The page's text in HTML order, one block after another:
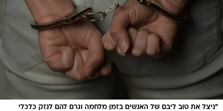
"ניצל את טוב ליבם של האנשים בזמן מלחמה וגרם להם לנזק כלכלי